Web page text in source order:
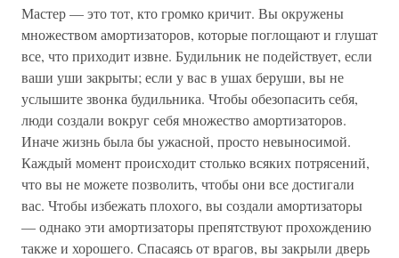
Мастер — это тот, кто громко кричит. Вы окружены
множеством амортизаторов, которые поглощают и глушат
все, что приходит извне. Будильник не подействует, если
ваши уши закрыты; если у вас в ушах беруши, вы не
услышите звонка будильника. Чтобы обезопасить себя,
люди создали вокруг себя множество амортизаторов.
Иначе жизнь была бы ужасной, просто невыносимой.
Каждый момент происходит столько всяких потрясений,
что вы не можете позволить, чтобы они все достигали
вас. Чтобы избежать плохого, вы создали амортизаторы
— однако эти амортизаторы препятствуют прохождению
также и хорошего. Спасаясь от врагов, вы закрыли дверь